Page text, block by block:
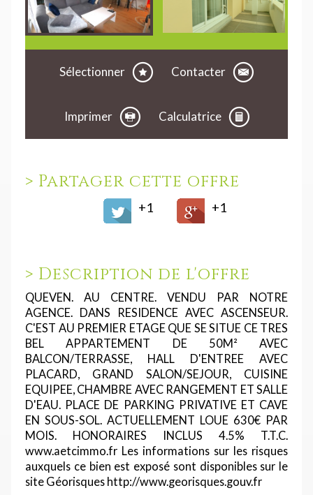
Sélectionner Contacter
Imprimer Calculatrice
> Partager cette offre
+1 +1
> Description de l'offre
QUEVEN. AU CENTRE. VENDU PAR NOTRE
AGENCE. DANS RESIDENCE AVEC ASCENSEUR.
C'EST AU PREMIER ETAGE QUE SE SITUE CE TRES
BEL APPARTEMENT DE 50M² AVEC
BALCON/TERRASSE, HALL D'ENTREE AVEC
PLACARD, GRAND SALON/SEJOUR, CUISINE
EQUIPEE, CHAMBRE AVEC RANGEMENT ET SALLE
D'EAU. PLACE DE PARKING PRIVATIVE ET CAVE
EN SOUS-SOL. ACTUELLEMENT LOUE 630€ PAR
MOIS. HONORAIRES INCLUS 4.5% T.T.C.
www.aetcimmo.fr Les informations sur les risques
auxquels ce bien est exposé sont disponibles sur le
site Géorisques http://www.georisques.gouv.fr